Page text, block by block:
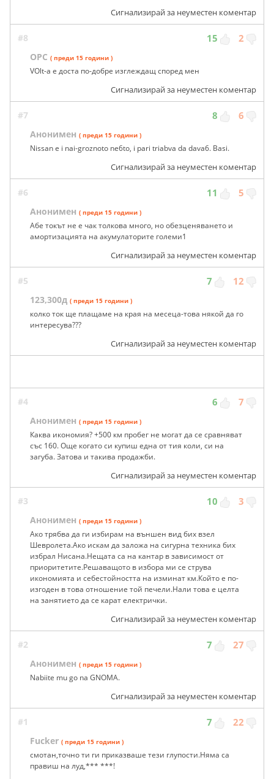
Сигнализирай за неуместен коментар
#8 15 2
OPC ( преди 15 години )
VOlt-a е доста по-добре изглеждащ според мен
Сигнализирай за неуместен коментар
#7 8 6
Анонимен ( преди 15 години )
Nissan e i nai-groznoto ne6to, i pari triabva da dava6. Basi.
Сигнализирай за неуместен коментар
#6 11 5
Анонимен ( преди 15 години )
Абе токът не е чак толкова много, но обезценяването и
амортизацията на акумулаторите големи1
Сигнализирай за неуместен коментар
#5 7 12
123,300д ( преди 15 години )
колко ток ще плащаме на края на месеца-това някой да го
интересува???
Сигнализирай за неуместен коментар
#4 6 7
Анонимен ( преди 15 години )
Каква икономия? +500 км пробег не могат да се сравняват
със 160. Още когато си купиш една от тия коли, си на
загуба. Затова и такива продажби.
Сигнализирай за неуместен коментар
#3 10 3
Анонимен ( преди 15 години )
Ако трябва да ги избирам на външен вид бих взел
Шевролета.Ако искам да заложа на сигурна техника бих
избрал Нисана.Нещата са на кантар в зависимост от
приоритетите.Решаващото в избора ми се струва
икономията и себестойността на изминат км.Който е по-
изгоден в това отношение той печели.Нали това е целта
на занятието да се карат електрички.
Сигнализирай за неуместен коментар
#2 7 27
Анонимен ( преди 15 години )
Nabiite mu go na GNOMA.
Сигнализирай за неуместен коментар
#1 7 22
Fucker ( преди 15 години )
смотан,точно ти ги приказваше тези глупости.Няма са
правиш на луд,*** ***!